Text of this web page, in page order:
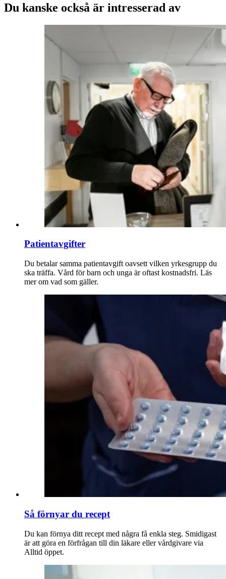
Du kanske också är intresserad av
Patientavgifter
Du betalar samma patientavgift oavsett vilken yrkesgrupp du
ska träffa. Vård för barn och unga är oftast kostnadsfri. Läs
mer om vad som gäller.
Så förnyar du recept
Du kan förnya ditt recept med några få enkla steg. Smidigast
är att göra en förfrågan till din läkare eller vårdgivare via
Alltid öppet.